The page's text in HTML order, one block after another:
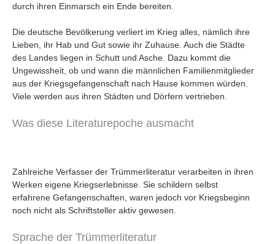
News
Suchen
Kontaktieren
Umfragen
Letzte Beiträge
Aktive Forenbeiträge
Regeln (Bitte vor dem posten lesen)
durch ihren Einmarsch ein Ende bereiten.
Die deutsche Bevölkerung verliert im Krieg alles, nämlich ihre
Lieben, ihr Hab und Gut sowie ihr Zuhause. Auch die Städte
des Landes liegen in Schutt und Asche. Dazu kommt die
Ungewissheit, ob und wann die männlichen Familienmitglieder
aus der Kriegsgefangenschaft nach Hause kommen würden.
Viele werden aus ihren Städten und Dörfern vertrieben.
Was diese Literaturepoche ausmacht
Zahlreiche Verfasser der Trümmerliteratur verarbeiten in ihren
Werken eigene Kriegserlebnisse. Sie schildern selbst
erfahrene Gefangenschaften, waren jedoch vor Kriegsbeginn
noch nicht als Schriftsteller aktiv gewesen.
Sprache der Trümmerliteratur